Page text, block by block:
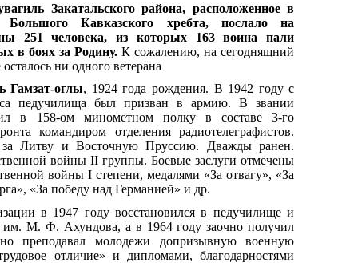
Закатальского района, расположенное в
Большого Кавказского хребта, послало на
251 человека, из которых 163 воина пали
в боях за Родину. К сожалению, на сегоднящний
ни одного ветерана
Гамзат-оглы, 1924 года рождения. В 1942 году с
педучилища был призван в армию. В звании
в 158-ом минометном полку в составе 3-го
командиром отделения радиотелеграфистов.
за Литву и Восточную Пруссию. Дважды ранен.
войны II группы. Боевые заслуги отмечены
войны I степени, медалями «За отвагу», «За
«За победу над Германией» и др.
в 1947 году восстановился в педучилище и
им. М. Ф. Ахундова, а в 1964 году заочно получил
преподавал молодежи допризывную военную
отличие» и дипломами, благодарностями